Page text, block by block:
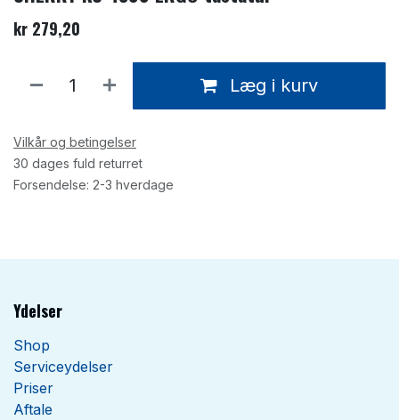
kr 279,20
Læg i kurv
Vilkår og betingelser
30 dages fuld returret
Forsendelse: 2-3 hverdage
Ydelser
Shop
Serviceydelser
Priser
Aftale